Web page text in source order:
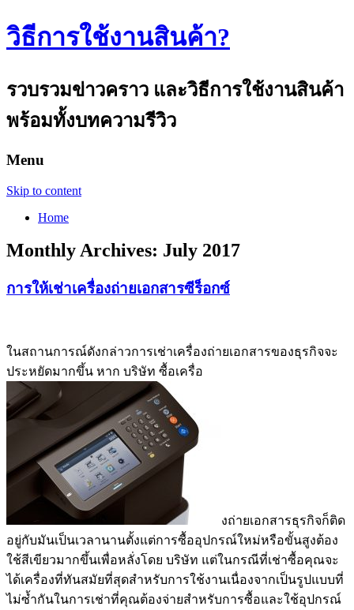
วิธีการใช้งานสินค้า?
รวบรวมข่าวคราว และวิธีการใช้งานสินค้า
พร้อมทั้งบทความรีวิว
Menu
Skip to content
Home
Monthly Archives: July 2017
การให้เช่าเครื่องถ่ายเอกสารซีร็อกซ์
ในสถานการณ์ดังกล่าวการเช่าเครื่องถ่ายเอกสารของธุรกิจจะ
ประหยัดมากขึ้น หาก บริษัท ซื้อเครื่อ
งถ่ายเอกสารธุรกิจก็ติด
อยู่กับมันเป็นเวลานานตั้งแต่การซื้ออุปกรณ์ใหม่หรือขั้นสูงต้อง
ใช้สีเขียวมากขึ้นเพื่อหลั่งโดย บริษัท แต่ในกรณีที่เช่าซื้อคุณจะ
ได้เครื่องที่ทันสมัยที่สุดสำหรับการใช้งานเนื่องจากเป็นรูปแบบที่
ไม่ซ้ำกันในการเช่าที่คุณต้องจ่ายสำหรับการซื้อและใช้อุปกรณ์